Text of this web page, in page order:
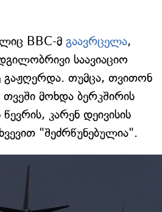
BBC-მ გაავრცელა,
საავიაციო
გაჟღერდა. თუმცა, თვითონ
თვეში მოხდა ბერკშირის
კარენ დეივისის
"შეძრწუნებულია".